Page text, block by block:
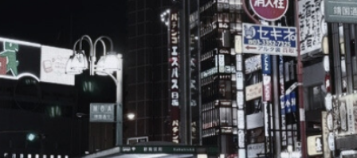
ブ
ロ
グ
ル